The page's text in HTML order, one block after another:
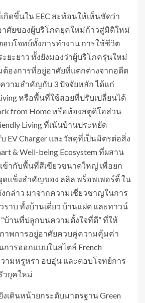
กิดขึ้นใน EEC สะท้อนให้เห็นชัดว่า
ศัยของผู้บริโภคยุคใหม่ก้าวสู่มิติใหม่
บโจทย์ทั้งการทำงาน การใช้ชีวิต
ยะยาว ทั้งยังมองว่าผู้บริโภครุ่นใหม่
ต้องการที่อยู่อาศัยที่แตกต่างจากอดีต
วามสำคัญกับ 3 ปัจจัยหลัก ได้แก่
หรือพื้นที่ใช้สอยที่ปรับเปลี่ยนได้
from Home หรือห้องสตูดิโอส่วน
Living ที่เน้นบ้านประหยัด
EV Charger และวัสดุที่เป็นมิตรต่อสิ่ง
& Well-being Ecosystem ที่ผสาน
ข้ากับพื้นที่สีเขียวขนาดใหญ่ เพื่อยก
แข็งสำคัญของ ลลิล พร็อพเพอร์ตี้ ใน
กล่าว มาจากความเชี่ยวชาญในการ
าบ ทั้งบ้านเดี่ยว บ้านแฝด และทาวน์
บ้านที่ปลูกบนความตั้งใจที่ดี” ที่ให้
พการอยู่อาศัยควบคู่ความคุ้มค่า
ารออกแบบในสไตล์ French
ามหรูหรา อบอุ่น และตอบโจทย์การ
วยุคใหม่
เดินหน้ายกระดับมาตรฐาน Green